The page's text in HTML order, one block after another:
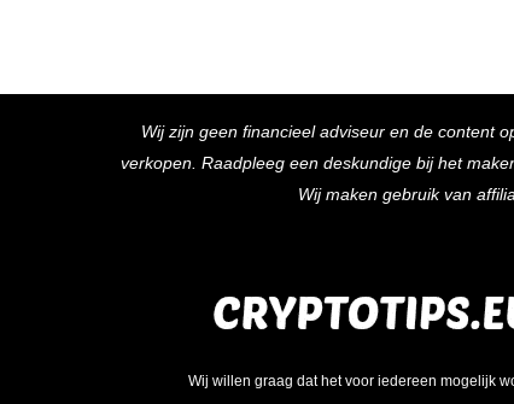
Wij zijn geen financieel adviseur en de content
verkopen. Raadpleeg een deskundige bij het
Wij maken gebruik van
Wij willen graag dat het voor iedereen mogelijk